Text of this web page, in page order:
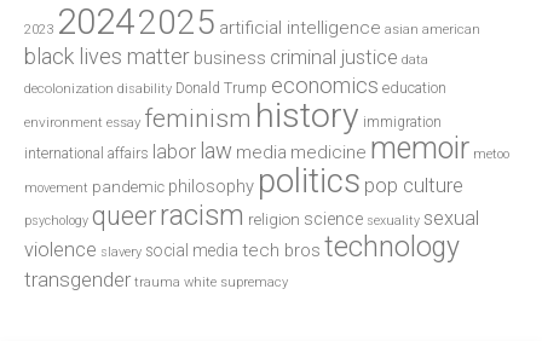
2023 20242025 artificial intelligence asian american
black lives matter business criminal justice data
decolonization disability Donald Trump economics education
environment essay feminism history immigration
international affairs labor law media medicine memoir metoo
movement pandemic philosophy politics pop culture
psychology queerracism religion science sexuality sexual
violence slavery social media tech bros technology
transgender trauma white supremacy